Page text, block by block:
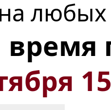
любых
время